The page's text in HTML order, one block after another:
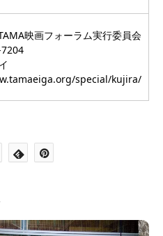
映画フォーラム実行委員会
special/kujira/